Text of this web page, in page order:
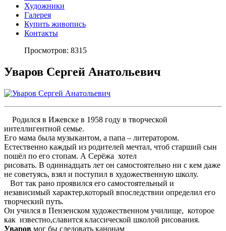
Художники
Галерея
Купить живопись
Контакты
Просмотров: 8315
Уваров Сергей Анатольевич
Родился в Ижевске в 1958 году в творческой
интеллигентной семье.
Его мама была музыкантом, а папа – литератором.
Естественно каждый из родителей мечтал, чтоб старший сын
пошёл по его стопам. А Серёжа хотел
рисовать. В одиннадцать лет он самостоятельно ни с кем даже
не советуясь, взял и поступил в художественную школу.
Вот так рано проявился его самостоятельный и
независимый характер,который впоследствии определил его
творческий путь.
Он учился в Пензенском художественном училище, которое
как известно,славится классической школой рисования.
Уваров мог бы следовать канонам